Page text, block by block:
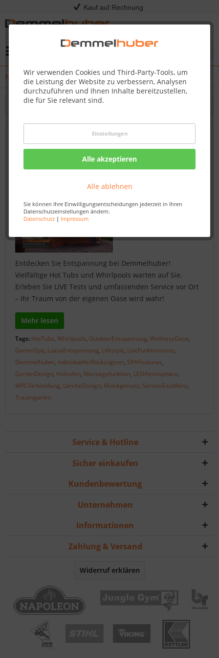
Kauf auf Rechnung
Wir verwenden Cookies und Third-Party-Tools, um
die Leistung der Website zu verbessern, Analysen
durchzuführen und Ihnen Inhalte bereitzustellen,
die für Sie relevant sind.
Einstellungen
Alle akzeptieren
Alle ablehnen
Sie können Ihre Einwilligungsentscheidungen jederzeit in Ihren
Datenschutzeinstellungen ändern.
Datenschutz| Impressum
News
Filtern
HOT TUBS & WHIRLPOOLS - Jetzt in
unserer Ausstellung mit LIVE
Funktionstest!
Entdecken Sie Entspannung bei Demmelhuber!
Vielfältige Hot Tubs und Whirlpools warten auf Sie.
Erleben Sie LIVE Tests und umfassenden Service vor Ort
– Ihr Traum von der eigenen Oase wird wahr!
Mehr lesen
Tags: HotTubs, Whirlpools, OutdoorEntspannung, WellnessOase,
GartenSpa, LuxusEntspannung, Lifestyle, LiveFunktionstest,
Demmelhuber, IndividuellerRückzugsort, SPAFeatures,
GartenDesign, Holzofen, Massagefunktion, LEDAtmosphäre,
WPCVerkleidung, LärcheDesign, Musikgenuss, ServiceExzellenz,
Traumgarten
Service & Hotline
Sicher einkaufen
Kundenbewertung
Unternehmen
Informationen
Zahlung & Versand
Widerruf erklären